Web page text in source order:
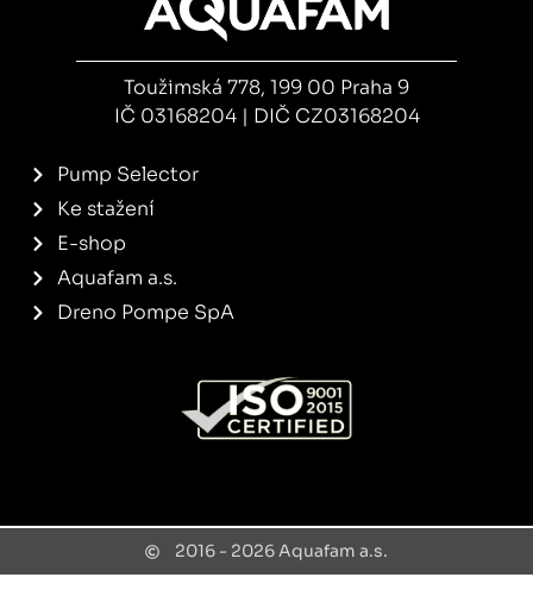
Toužimská 778, 199 00 Praha 9
IČ 03168204 | DIČ CZ03168204
Pump Selector
Ke stažení
E-shop
Aquafam a.s.
Dreno Pompe SpA
2016 - 2026 Aquafam a.s.